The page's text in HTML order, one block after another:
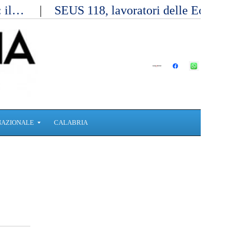
il… SEUS 118, lavoratori delle
CALABRIA